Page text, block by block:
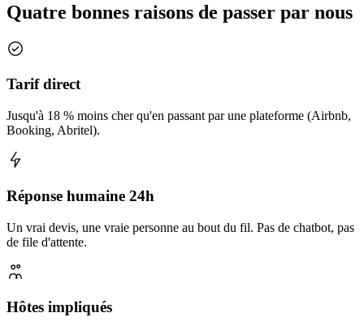
Quatre bonnes raisons de passer par nous
Tarif direct
Jusqu'à 18 % moins cher qu'en passant par une plateforme (Airbnb,
Booking, Abritel).
Réponse humaine 24h
Un vrai devis, une vraie personne au bout du fil. Pas de chatbot, pas
de file d'attente.
Hôtes impliqués